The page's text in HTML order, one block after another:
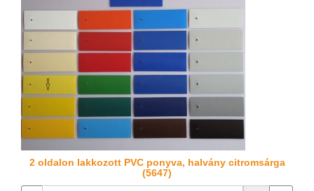
2 oldalon lakkozott PVC ponyva, halvány citromsárga
(5647)